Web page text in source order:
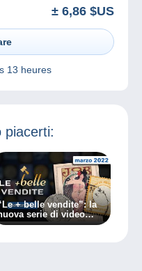
± 6,86 $US
13 heures
piacerti:
+ belle vendite”: la
serie di video